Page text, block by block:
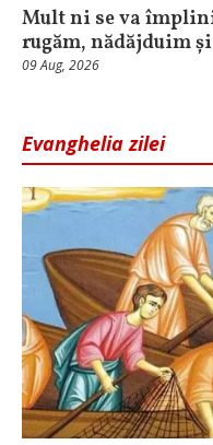
Mult ni se va
rugăm, nădăjduim
09 Aug, 2026
Evanghelia zilei